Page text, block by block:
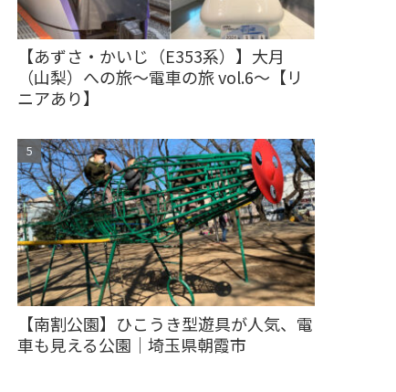
【あずさ・かいじ（E353系）】大月
（山梨）への旅～電車の旅 vol.6～【リ
ニアあり】
【南割公園】ひこうき型遊具が人気、電
車も見える公園｜埼玉県朝霞市